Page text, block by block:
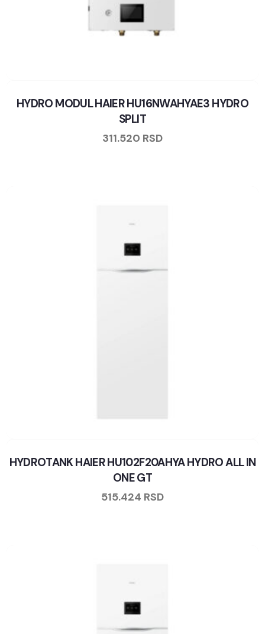
HYDRO MODUL HAIER HU16NWAHYAE3 HYDRO
SPLIT
311.520 RSD
HYDROTANK HAIER HU102F20AHYA HYDRO ALL IN
ONE GT
515.424 RSD